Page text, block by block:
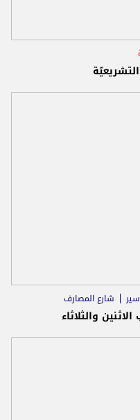
سير شارع المصارف
والثلاثاء